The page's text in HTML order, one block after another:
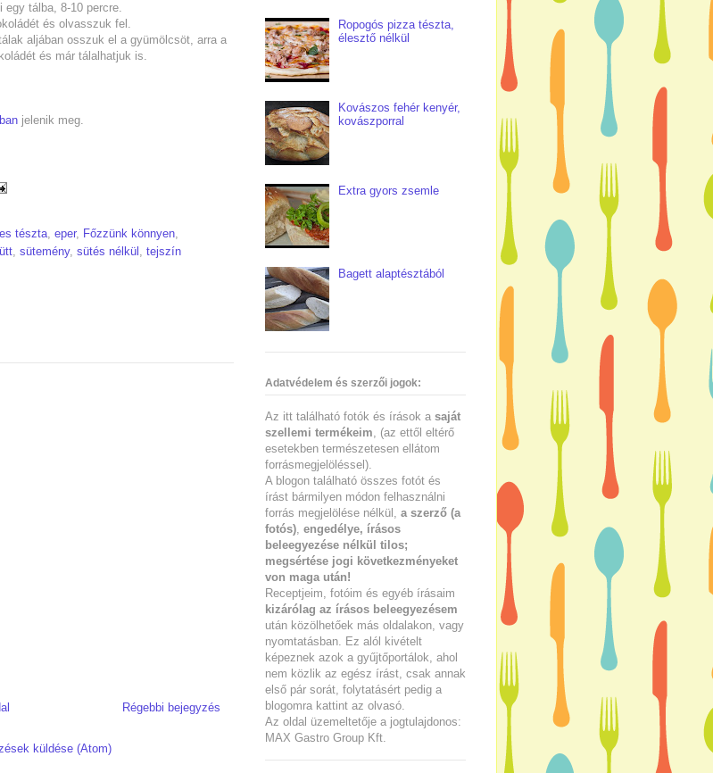
tálba, 8-10 percre.
és olvasszuk fel.
aljában osszuk el a gyümölcsöt, arra a
és már tálalhatjuk is.
jelenik meg.
tészta, eper, Főzzünk könnyen,
, sütemény, sütés nélkül , tejszín
Régebbi bejegyzés
küldése (Atom)
Ropogós pizza tészta,
élesztő nélkül
Kovászos fehér kenyér,
kovászporral
Extra gyors zsemle
Bagett alaptésztából
Adatvédelem és szerzői jogok:
Az itt található fotók és írások a saját
szellemi termékeim , (az ettől eltérő
esetekben természetesen ellátom
forrásmegjelöléssel).
A blogon található összes fotót és
írást bármilyen módon felhasználni
forrás megjelölése nélkül, a szerző (a
fotós) engedélye, írásos
beleegyezése nélkül tilos;
megsértése jogi következményeket
von maga után!
Receptjeim, fotóim és egyéb írásaim
kizárólag az írásos beleegyezésem
után közölhetőek más oldalakon, vagy
nyomtatásban. Ez alól kivételt
képeznek azok a gyűjtőportálok, ahol
nem közlik az egész írást, csak annak
első pár sorát, folytatásért pedig a
blogomra kattint az olvasó.
Az oldal üzemeltetője a jogtulajdonos:
MAX Gastro Group Kft.